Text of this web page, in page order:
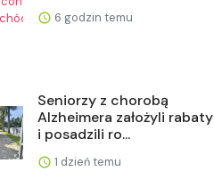
6 godzin temu
Seniorzy z chorobą
Alzheimera założyli rabaty
i posadzili ro...
1 dzień temu